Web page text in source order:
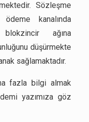
Sözleşme
kanalında
ağına
düşürmekte
sağlamaktadır.
fazla bilgi almak
yazımıza göz